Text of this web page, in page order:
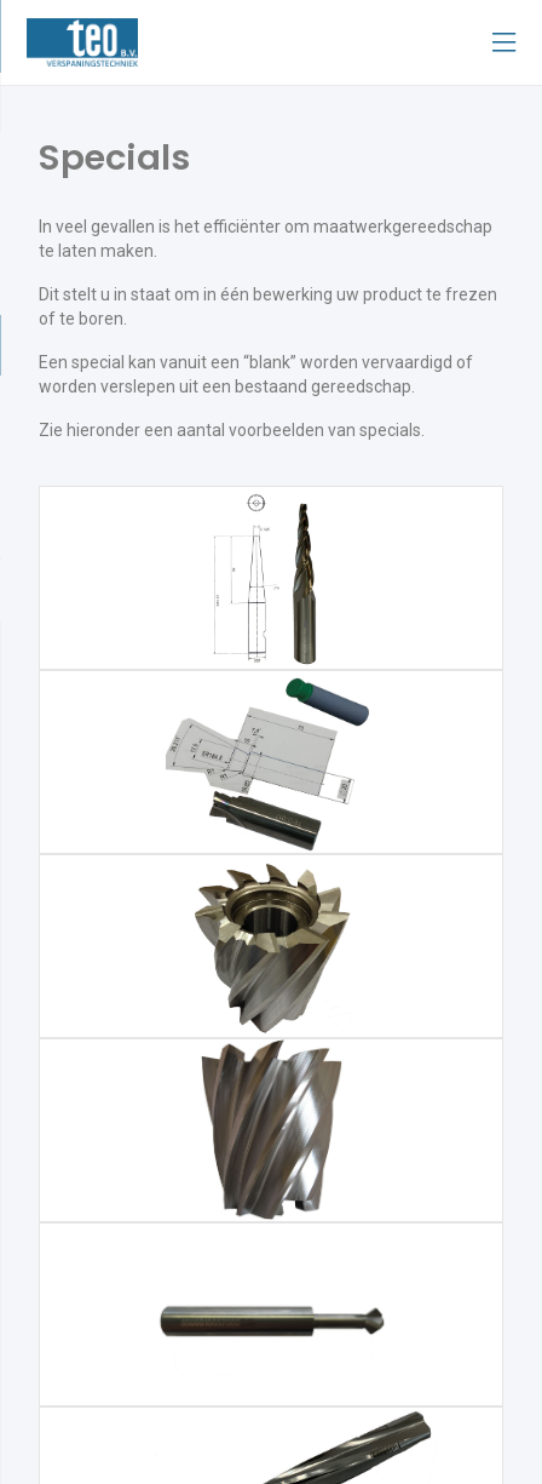
Specials
In veel gevallen is het efficiënter om maatwerkgereedschap
te laten maken.
Dit stelt u in staat om in één bewerking uw product te frezen
of te boren.
Een special kan vanuit een “blank” worden vervaardigd of
worden verslepen uit een bestaand gereedschap.
Zie hieronder een aantal voorbeelden van specials.